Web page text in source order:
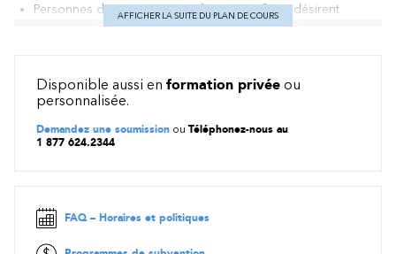
Personnes détenant une certification ITIL® qui désirent
mettre à jour leurs connaissances
Aucun préalable n’est requis afin de suivre cette formation.
Cependant, une connaissance de la gestion des services sera
utile afin de bien comprendre la matière enseignée.
Amélioration de l’orientation des services ITIL® 4
Compréhension du cadre de référence ITIL® 4 (de quelle
AFFICHER LA SUITE DU PLAN DE COURS
Disponible aussi en formation privée ou
personnalisée.
Demandez une soumission ou Téléphonez-nous au
1 877 624.2344
FAQ – Horaires et politiques